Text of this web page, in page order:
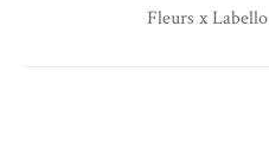
Fleurs x Labello